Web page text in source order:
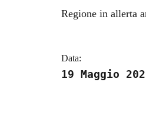
Regione in allerta
Data:
19 Maggio